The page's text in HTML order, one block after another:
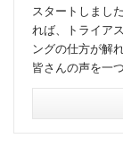
スタートしまし
れば、トライア
ングの仕方が解
皆さんの声を一